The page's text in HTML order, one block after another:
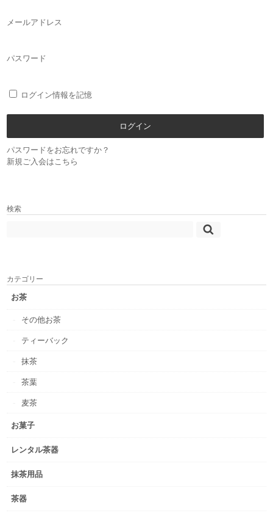
メールアドレス
パスワード
ログイン情報を記憶
パスワードをお忘れですか？
新規ご入会はこちら
検索
カテゴリー
お茶
その他お茶
ティーバック
抹茶
茶葉
麦茶
お菓子
レンタル茶器
抹茶用品
茶器